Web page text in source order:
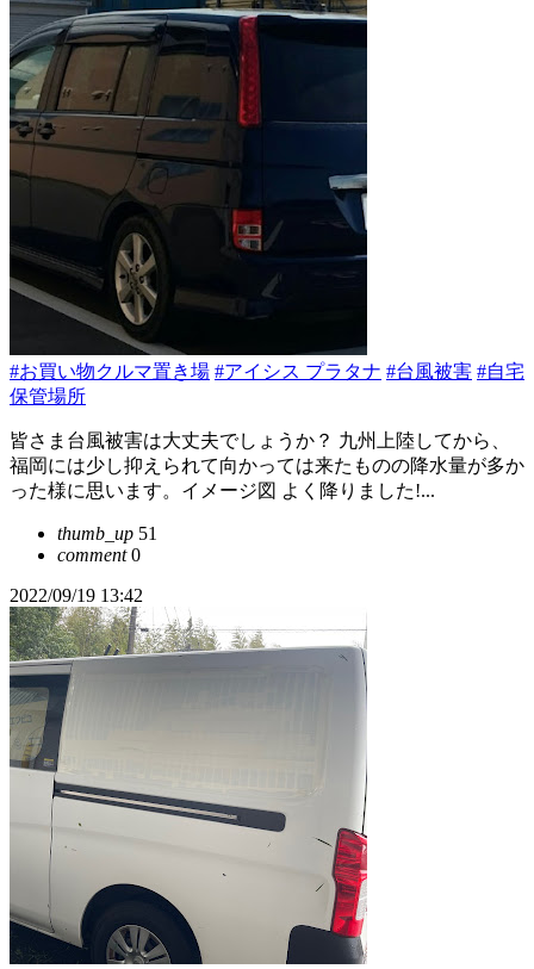
#お買い物クルマ置き場 #アイシス プラタナ #台風被害 #自宅
保管場所
皆さま台風被害は大丈夫でしょうか？ 九州上陸してから、
福岡には少し抑えられて向かっては来たものの降水量が多か
った様に思います。イメージ図 よく降りました!...
thumb_up 51
comment0
2022/09/19 13:42